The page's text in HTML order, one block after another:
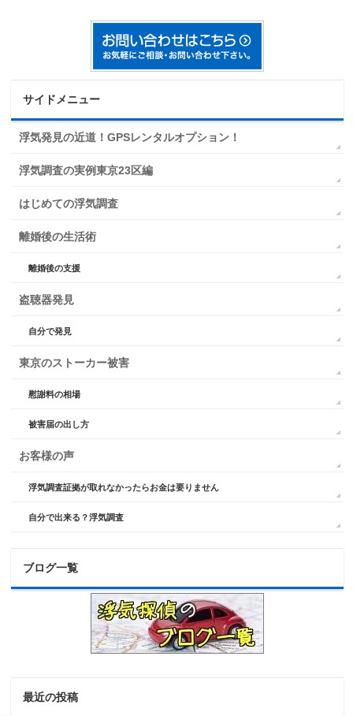
サイドメニュー
浮気発見の近道！GPSレンタルオプション！
浮気調査の実例東京23区編
はじめての浮気調査
離婚後の生活術
離婚後の支援
盗聴器発見
自分で発見
東京のストーカー被害
慰謝料の相場
被害届の出し方
お客様の声
浮気調査証拠が取れなかったらお金は要りません
自分で出来る？浮気調査
ブログ一覧
最近の投稿